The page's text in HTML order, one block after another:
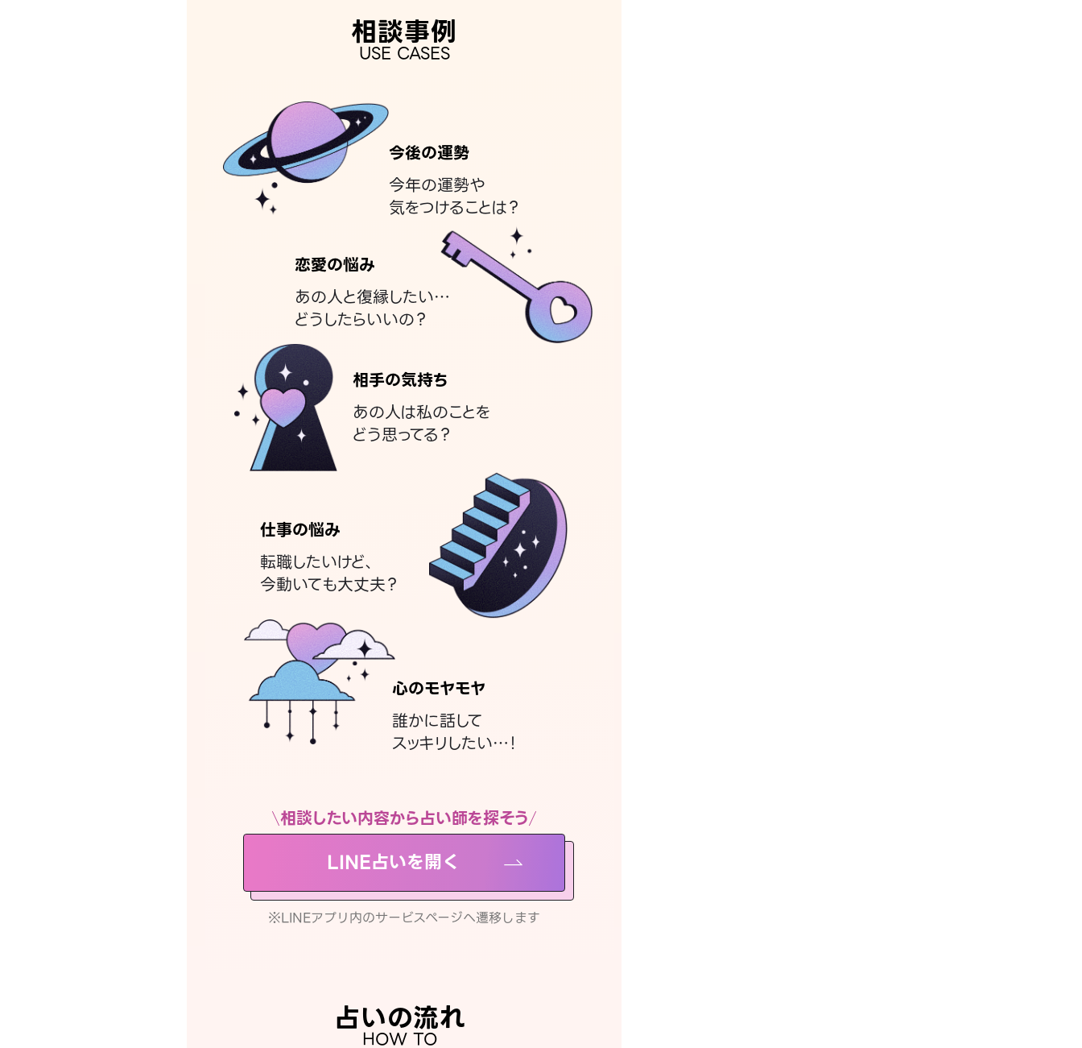
相談事例
USE CASES
今後の運勢
今年の運勢や
気をつけることは？
恋愛の悩み
あの人と復縁したい…
どうしたらいいの？
相手の気持ち
あの人は私のことを
どう思ってる？
仕事の悩み
転職したいけど、
今動いても大丈夫？
心のモヤモヤ
誰かに話して
スッキリしたい…！
相談したい内容から占い師を探そう
LINE占いを開く
※LINEアプリ内のサービスページへ遷移します
占いの流れ
HOW TO